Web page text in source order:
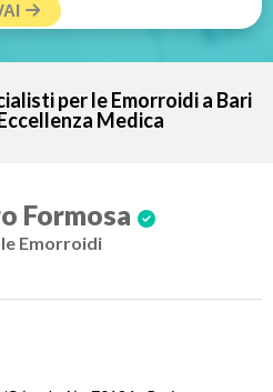
per le Emorroidi a Bari
Medica
Formosa
Emorroidi